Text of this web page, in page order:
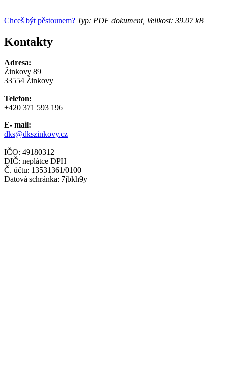
Chceš být pěstounem? Typ: PDF dokument, Velikost: 39.07 kB
Kontakty
Adresa:
Žinkovy 89
33554 Žinkovy
Telefon:
+420 371 593 196
E- mail:
dks@dkszinkovy.cz
IČO: 49180312
DIČ: neplátce DPH
Č. účtu: 13531361/0100
Datová schránka: 7jbkh9y